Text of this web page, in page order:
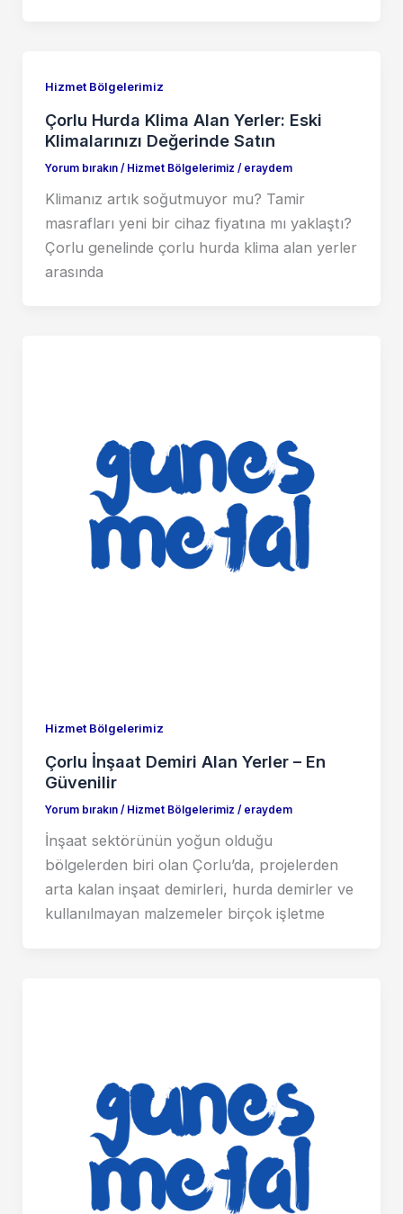
Hizmet Bölgelerimiz
Çorlu Hurda Klima Alan Yerler: Eski
Klimalarınızı Değerinde Satın
Yorum bırakın / Hizmet Bölgelerimiz / eraydem
Klimanız artık soğutmuyor mu? Tamir
masrafları yeni bir cihaz fiyatına mı yaklaştı?
Çorlu genelinde çorlu hurda klima alan yerler
arasında
Hizmet Bölgelerimiz
Çorlu İnşaat Demiri Alan Yerler – En
Güvenilir
Yorum bırakın / Hizmet Bölgelerimiz / eraydem
İnşaat sektörünün yoğun olduğu
bölgelerden biri olan Çorlu’da, projelerden
arta kalan inşaat demirleri, hurda demirler ve
kullanılmayan malzemeler birçok işletme